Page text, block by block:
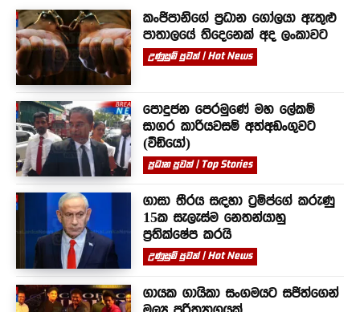
කංජිපානිගේ ප්‍රධාන ගෝලයා ඇතුළු
පාතාලයේ තිදෙනෙක් අද ලංකාවට
උණුසුම් පුවත් | Hot News
පොදුජන පෙරමුණේ මහ ලේකම්
සාගර කාරියවසම් අත්අඩංගුවට
(වීඩියෝ)
ප්‍රධාන පුවත් | Top Stories
ගාසා තීරය සඳහා ට්‍රම්ප්ගේ කරුණු
15ක සැලැස්ම නෙතන්යාහු
ප්‍රතික්ෂේප කරයි
උණුසුම් පුවත් | Hot News
ගායක ගායිකා සංගමයට සජිත්ගෙන්